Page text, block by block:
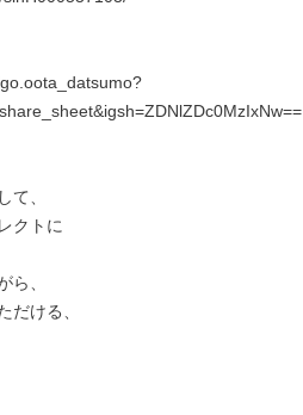
て、
クトに
ら、
だける、